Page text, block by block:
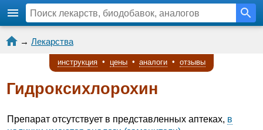
→ Лекарства
инструкция • цены • аналоги • отзывы
Гидроксихлорохин
Препарат отсутствует в представленных аптеках, в